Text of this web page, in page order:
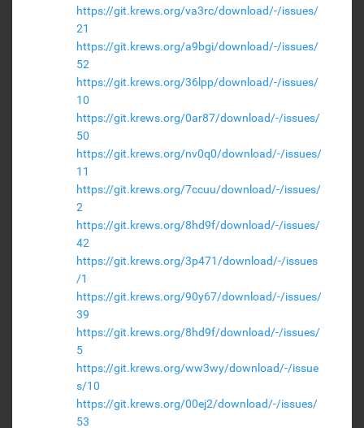
https://git.krews.org/va3rc/download/-/issues/
21
https://git.krews.org/a9bgi/download/-/issues/
52
https://git.krews.org/36lpp/download/-/issues/
10
https://git.krews.org/0ar87/download/-/issues/
50
https://git.krews.org/nv0q0/download/-/issues/
11
https://git.krews.org/7ccuu/download/-/issues/
2
https://git.krews.org/8hd9f/download/-/issues/
42
https://git.krews.org/3p471/download/-/issues
/1
https://git.krews.org/90y67/download/-/issues/
39
https://git.krews.org/8hd9f/download/-/issues/
5
https://git.krews.org/ww3wy/download/-/issue
s/10
https://git.krews.org/00ej2/download/-/issues/
53